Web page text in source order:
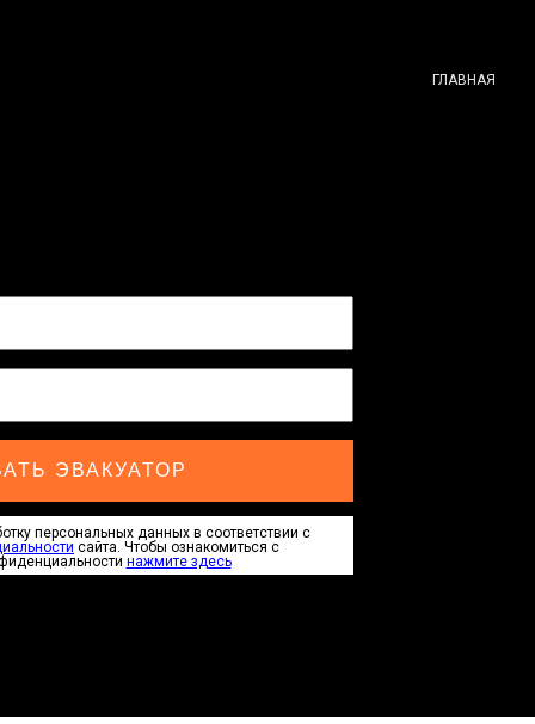
ГЛАВНАЯ
ЭВАКУАТОР
персональных данных в соответствии с
сайта. Чтобы ознакомиться с
нажмите здесь